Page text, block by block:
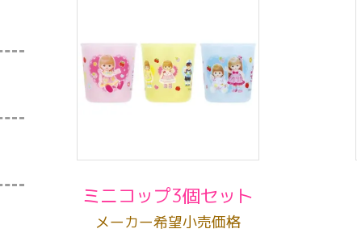
ミニコップ3個セット
メーカー希望小売価格